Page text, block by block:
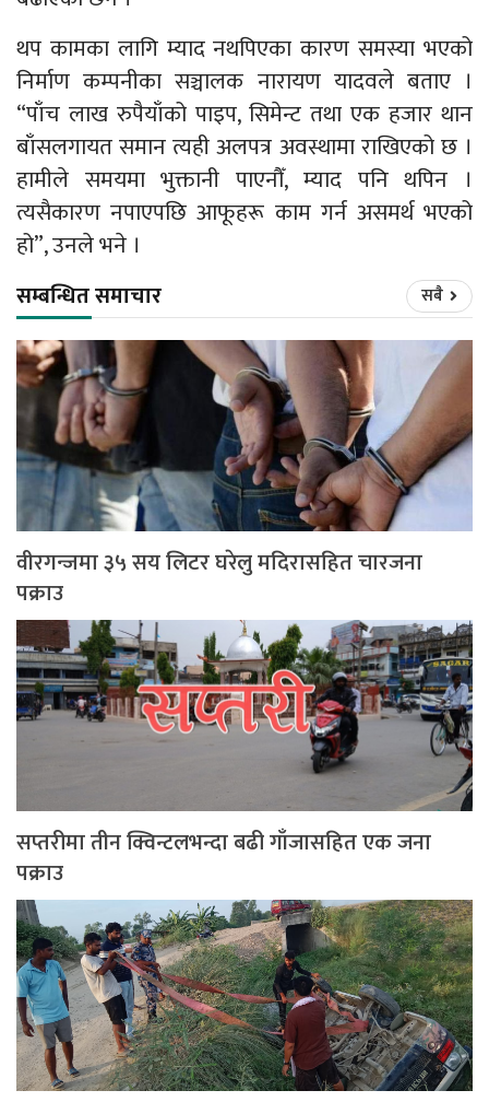
थप कामका लागि म्याद नथपिएका कारण समस्या भएको
निर्माण कम्पनीका सञ्चालक नारायण यादवले बताए ।
“पाँच लाख रुपैयाँको पाइप, सिमेन्ट तथा एक हजार थान
बाँसलगायत समान त्यही अलपत्र अवस्थामा राखिएको छ ।
हामीले समयमा भुक्तानी पाएनौँ, म्याद पनि थपिन ।
त्यसैकारण नपाएपछि आफूहरू काम गर्न असमर्थ भएको
हो”, उनले भने ।
सम्बन्धित समाचार सबै
वीरगन्जमा ३५ सय लिटर घरेलु मदिरासहित चारजना
पक्राउ
सप्तरीमा तीन क्विन्टलभन्दा बढी गाँजासहित एक जना
पक्राउ